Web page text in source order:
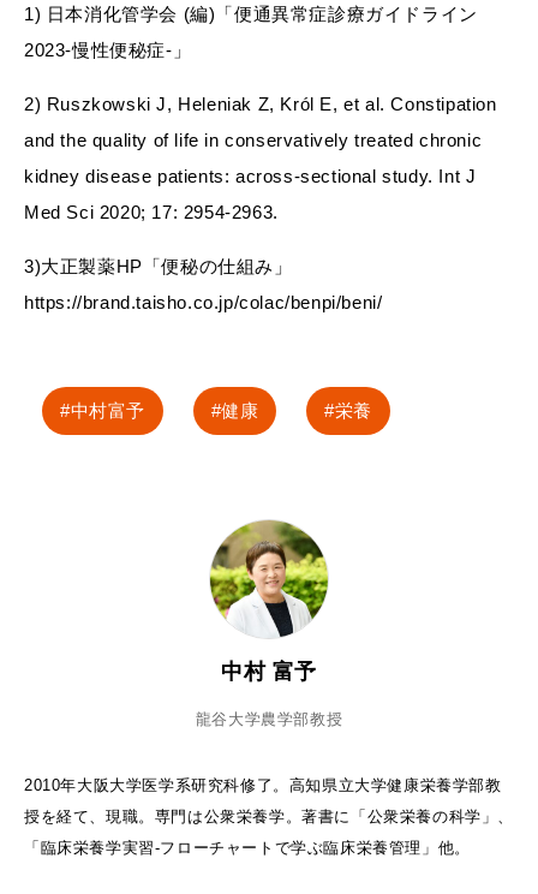
1) 日本消化管学会 (編)「便通異常症診療ガイドライン
2023-慢性便秘症-」
2) Ruszkowski J, Heleniak Z, Król E, et al. Constipation
and the quality of life in conservatively treated chronic
kidney disease patients: across‑sectional study. Int J
Med Sci 2020; 17: 2954‑2963.
3)大正製薬HP「便秘の仕組み」
https://brand.taisho.co.jp/colac/benpi/beni/
中村富予 健康 栄養
中村 富予
龍谷大学農学部教授
2010年大阪大学医学系研究科修了。高知県立大学健康栄養学部教
授を経て、現職。専門は公衆栄養学。著書に「公衆栄養の科学」、
「臨床栄養学実習-フローチャートで学ぶ臨床栄養管理」他。